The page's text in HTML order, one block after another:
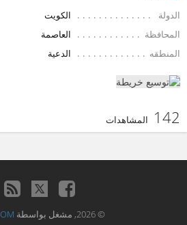
الدولة
الكويت
المحافظة
العاصمة
المنطقه
الدعية
142 المشاهدات
© 2026, مشغل بواسطة